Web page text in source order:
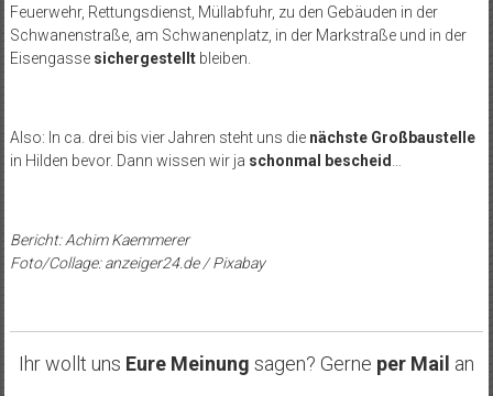
Feuerwehr, Rettungsdienst, Müllabfuhr, zu den Gebäuden in der
Schwanenstraße, am Schwanenplatz, in der Markstraße und in der
Eisengasse sichergestelltbleiben.
Also: In ca. drei bis vier Jahren steht uns die nächste Großbaustelle
in Hilden bevor. Dann wissen wir ja schonmal bescheid
Bericht: Achim Kaemmerer
Foto/Collage: anzeiger24.de / Pixabay
Ihr wollt uns Eure Meinung sagen? Gerne per Mail an